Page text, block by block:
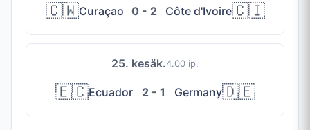
🇨🇼Curaçao 0 - 2 Côte d'Ivoire🇨🇮
25. kesäk.4.00 ip.
🇪🇨Ecuador 2 - 1 Germany🇩🇪